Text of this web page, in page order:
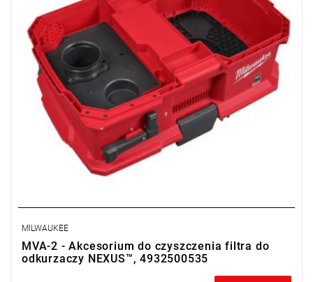
MILWAUKEE
MVA-2 - Akcesorium do czyszczenia filtra do
odkurzaczy NEXUS™, 4932500535